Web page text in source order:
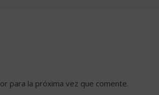
para la próxima vez que comente.